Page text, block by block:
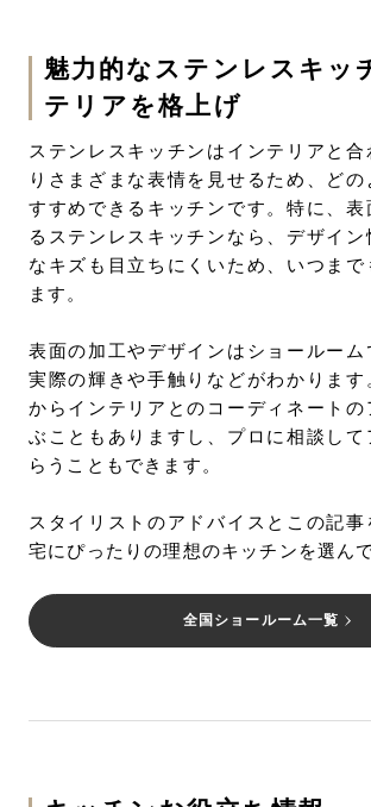
魅力的なステンレスキッ
テリアを格上げ
ステンレスキッチンはインテリアと合
りさまざまな表情を見せるため、どの
すすめできるキッチンです。特に、表
るステンレスキッチンなら、デザイン
なキズも目立ちにくいため、いつまで
ます。
表面の加工やデザインはショールーム
実際の輝きや手触りなどがわかります
からインテリアとのコーディネートの
ぶこともありますし、プロに相談して
らうこともできます。
スタイリストのアドバイスとこの記事
宅にぴったりの理想のキッチンを選ん
全国ショールーム一覧